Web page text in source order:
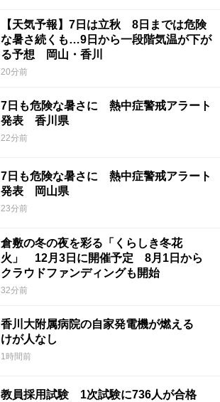
【天気予報】7日は立秋 8日までは危険
な暑さ続くも…9日から一段階気温が下が
る予想 岡山・香川
20分前
7日も危険な暑さに 熱中症警戒アラート
発表 香川県
22分前
7日も危険な暑さに 熱中症警戒アラート
発表 岡山県
23分前
倉敷の冬の夜を彩る「くらしき冬花
火」 12月3日に開催予定 8月1日から
クラウドファンディングも開始
32分前
香川大附属病院の自家発電機が燃える
けが人なし
1時間前
教員採用試験 1次試験に736人が合格